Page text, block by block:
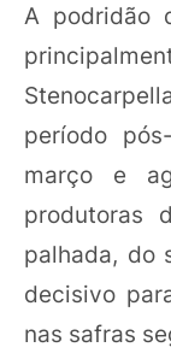
A podridão
período
março e
produtoras
palhada, do
decisivo
nas safras